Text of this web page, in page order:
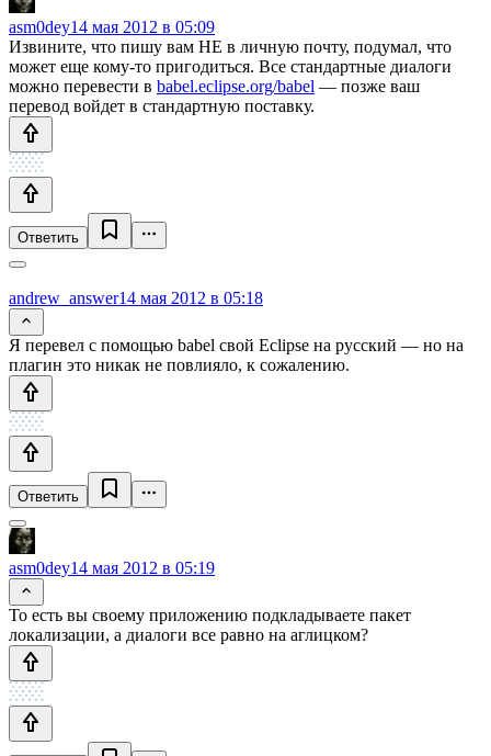
asm0dey14 мая 2012 в 05:09
Извините, что пишу вам НЕ в личную почту, подумал, что
может еще кому-то пригодиться. Все стандартные диалоги
можно перевести в babel.eclipse.org/babel — позже ваш
перевод войдет в стандартную поставку.
Ответить
andrew_answer14 мая 2012 в 05:18
Я перевел с помощью babel свой Eclipse на русский — но на
плагин это никак не повлияло, к сожалению.
Ответить
asm0dey14 мая 2012 в 05:19
То есть вы своему приложению подкладываете пакет
локализации, а диалоги все равно на аглицком?